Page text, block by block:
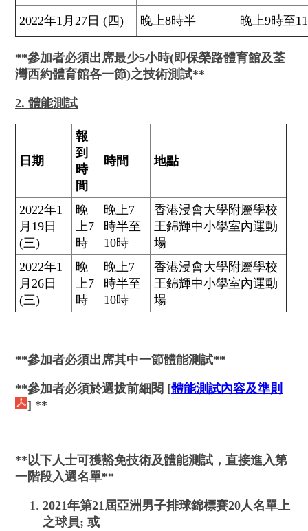
2022年1月27日 (四) 晚上8時半 晚上9時至
**參加者必須出席最少5小時(即保榮路體育館及荃
灣西約體育館各一節)之技術測試**
2. 體能測試
日 期
報
到
時
間
時間 地點
2022年1
月19日
(三)
晚
上7
時
晚上7
時半至
10時
香港浸會大學附屬學校
王錦輝中小學室內運動
場
2022年1
月26日
(三)
晚
上7
時
晚上7
時半至
10時
香港浸會大學附屬學校
王錦輝中小學室內運動
場
**參加者必須出席其中一節體能測試**
**參加者必須於選拔前細閱 [體能測試內容及準則
] **
**以下人士可獲豁免技術及體能測試，直接進入第
一階段入選名單**
2021年第21屆亞洲 男子排球錦標賽20人名單上
之球員; 或